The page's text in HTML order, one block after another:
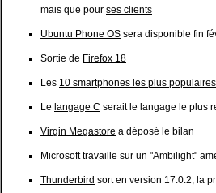
mais que pour ses clients
Ubuntu Phone OS sera disponible fin
Sortie de Firefox 18
Les 10 smartphones les plus populaires
Le langage C serait le langage le plus
Virgin Megastore a déposé le bilan
Microsoft travaille sur un "Ambilight"
Thunderbird sort en version 17.0.2, la